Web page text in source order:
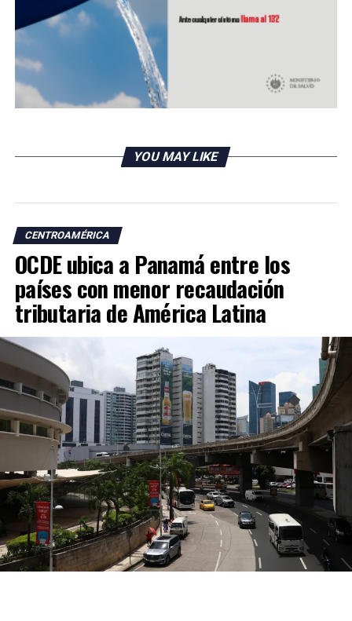
sintonía” con los avances logrados en la región y
perjudicar la inclusión de las parejas del mismo sexo.
RELATED TOPICS:
UP NEXT
El Salvador: más de 5,000 familias recibirán ayuda
Pandemia aumentó desempleo femenino en Honduras
YOU MAY LIKE
CENTROAMÉRICA
OCDE ubica a Panamá entre los
países con menor recaudación
tributaria de América Latina